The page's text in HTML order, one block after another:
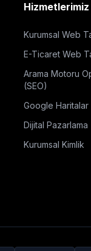
Hizmetlerimiz
Kurumsal Web
E-Ticaret Web
Arama Motoru
(SEO)
Google
Dijital Pazarlama
Kurumsal Kimlik